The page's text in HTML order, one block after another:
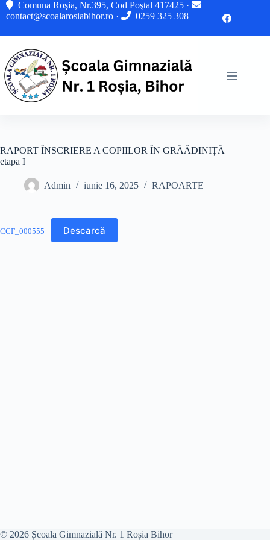
Sari Comuna Roşia, Nr.395, Cod Poştal 417425 ·
contact@scoalarosiabihor.ro · 0259 325 308
RAPORT ÎNSCRIERE A COPIILOR ÎN GRĂĂDINIȚĂ
etapa I
Admin iunie 16, 2025 RAPOARTE
CCF_000555 Descarcă
© 2026 Școala Gimnazială Nr. 1 Roșia Bihor